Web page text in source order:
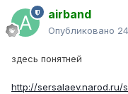
airband
Опубликовано
здесь понятней
http://sersalaev.narod.ru/